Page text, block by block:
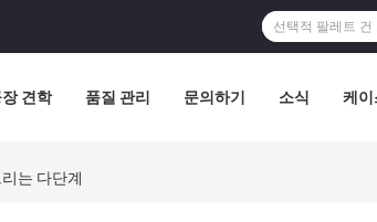
장 견학 품질 관리 문의하기 소식 케이
는 다단계